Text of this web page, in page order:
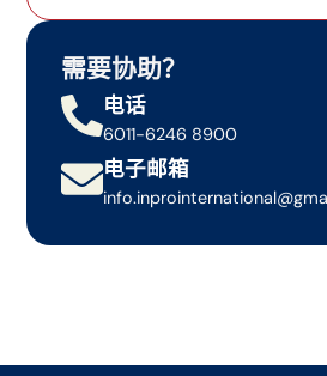
需要协助？
电话
6011-6246 8900
电子邮箱